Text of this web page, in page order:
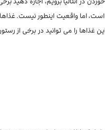
اما واقعیت اینطور نیست.
غذاها را می توانید در برخی از